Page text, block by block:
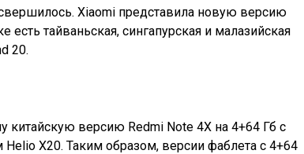
Xiaomi представила новую версию
есть тайваньская, сингапурская и малазийская
20.
китайскую версию Redmi Note 4X на 4+64 Гб с
X20. Таким образом, версии фаблета с 4+64